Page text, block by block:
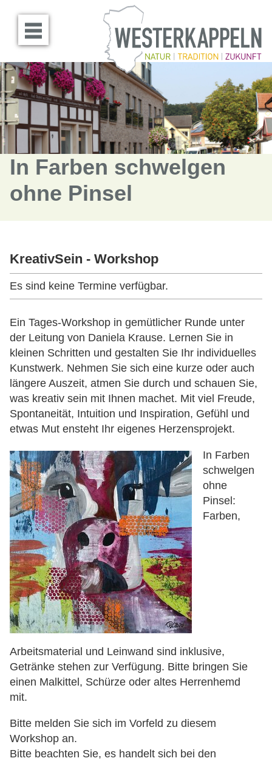
Menü öffnen
In Farben schwelgen
ohne Pinsel
KreativSein - Workshop
Es sind keine Termine verfügbar.
Ein Tages-Workshop in gemütlicher Runde unter
der Leitung von Daniela Krause. Lernen Sie in
kleinen Schritten und gestalten Sie Ihr individuelles
Kunstwerk. Nehmen Sie sich eine kurze oder auch
längere Auszeit, atmen Sie durch und schauen Sie,
was kreativ sein mit Ihnen machet. Mit viel Freude,
Spontaneität, Intuition und Inspiration, Gefühl und
etwas Mut ensteht Ihr eigenes Herzensprojekt.
In Farben
schwelgen
ohne
Pinsel:
Farben,
Arbeitsmaterial und Leinwand sind inklusive,
Getränke stehen zur Verfügung. Bitte bringen Sie
einen Malkittel, Schürze oder altes Herrenhemd
mit.
Bitte melden Sie sich im Vorfeld zu diesem
Workshop an.
Bitte beachten Sie, es handelt sich bei den